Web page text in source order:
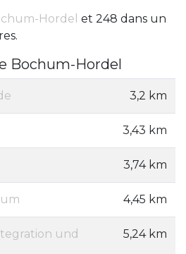
Hordel et 248 dans un
Bochum-Hordel
3,2 km
3,43 km
3,74 km
4,45 km
und
5,24 km